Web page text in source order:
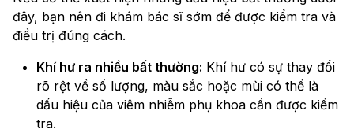
đây, bạn nên đi khám bác sĩ sớm để được kiểm tra và
điều trị đúng cách.
Khí hư ra nhiều bất thường: Khí hư có sự thay đổi
rõ rệt về số lượng, màu sắc hoặc mùi có thể là
dấu hiệu của viêm nhiễm phụ khoa cần được kiểm
tra.